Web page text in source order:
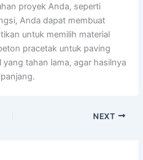
proyek Anda, seperti
Anda dapat membuat
untuk memilih material
pracetak untuk paving
tahan lama, agar hasilnya
NEXT